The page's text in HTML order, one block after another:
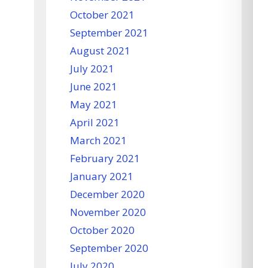
October 2021
September 2021
August 2021
July 2021
June 2021
May 2021
April 2021
March 2021
February 2021
January 2021
December 2020
November 2020
October 2020
September 2020